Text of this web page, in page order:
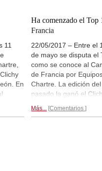
11
En
Ha comenzado el Top
Francia
22/05/2017 – Entre el
de mayo se disputa el
como se conoce al
de Francia por
Chartre. La edición
pasado la ganó el
parisinos han
Más... Comentarios